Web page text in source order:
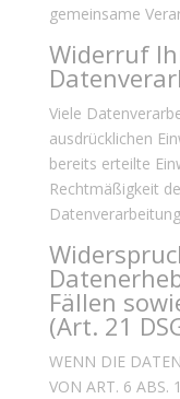
gemeinsame
Widerruf
Viele
ausdrücklichen
bereits erteilte
Rechtmäßigkeit
Fällen
(Art. 21
WENN DIE
VON ART. 6 ABS.